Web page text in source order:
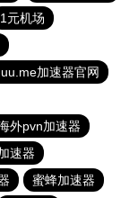
1元机场
加速器官网
外pvn加速器
速器
蜜蜂加速器